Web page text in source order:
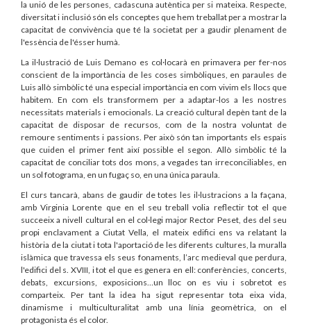
la unió de les persones, cadascuna autèntica per si mateixa. Respecte,
diversitat i inclusió són els conceptes que hem treballat per a mostrar la
capacitat de convivència que té la societat per a gaudir plenament de
l'essència de l'ésser humà.
La il·lustració de Luis Demano es col·locarà en primavera per fer-nos
conscient de la importància de les coses simbòliques, en paraules de
Luis allò simbòlic té una especial importància en com vivim els llocs que
habitem. En com els transformem per a adaptar-los a les nostres
necessitats materials i emocionals. La creació cultural depèn tant de la
capacitat de disposar de recursos, com de la nostra voluntat de
remoure sentiments i passions. Per això són tan importants els espais
que cuiden el primer fent així possible el segon. Allò simbòlic té la
capacitat de conciliar tots dos mons, a vegades tan irreconciliables, en
un sol fotograma, en un fugaç so, en una única paraula.
El curs tancarà, abans de gaudir de totes les il·lustracions a la façana,
amb Virginia Lorente que en el seu treball volia reflectir tot el que
succeeix a nivell cultural en el col·legi major Rector Peset, des del seu
propi enclavament a Ciutat Vella, el mateix edifici ens va relatant la
història de la ciutat i tota l'aportació de les diferents cultures, la muralla
islàmica que travessa els seus fonaments, l’arc medieval que perdura,
l'edifici del s. XVIII, i tot el que es genera en ell: conferències, concerts,
debats, excursions, exposicions…un lloc on es viu i sobretot es
comparteix. Per tant la idea ha sigut representar tota eixa vida,
dinamisme i multiculturalitat amb una línia geomètrica, on el
protagonista és el color.